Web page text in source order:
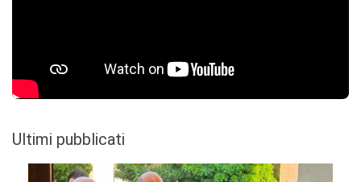
Ultimi pubblicati